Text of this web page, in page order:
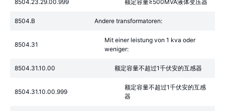
8504.23.29.00.999 额定容量≥500MVA液体变压器
8504.B Andere transformatoren:
8504.31
Mit einer leistung von 1 kva oder
weniger:
8504.31.10.00 额定容量不超过1千伏安的互感器
8504.31.10.00.999
额定容量不超过1千伏安的互感
器